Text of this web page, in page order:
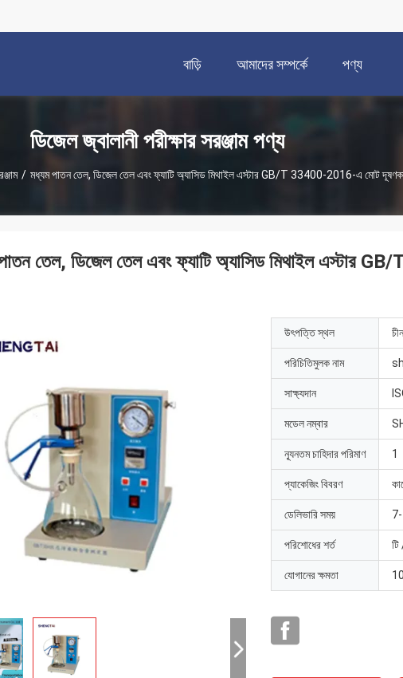
বাড়ি আমাদের সম্পর্কে পণ্য
ডিজেল জ্বালানী পরীক্ষার সরঞ্জাম পণ্য
/ মধ্যম পাতন তেল, ডিজেল তেল এবং ফ্যাটি অ্যাসিড মিথাইল এস্টার GB/T 33400-2016-এ মোট
তেল, ডিজেল তেল এবং ফ্যাটি অ্যাসিড মিথাইল এস্টার
উৎপত্তি স্থল চীন
পরিচিতিমুলক নাম
সাক্ষ্যদান
মডেল নম্বার
ন্যূনতম চাহিদার পরিমাণ 1
প্যাকেজিং বিবরণ
ডেলিভারি সময় 7-
পরিশোধের শর্ত টি
যোগানের ক্ষমতা